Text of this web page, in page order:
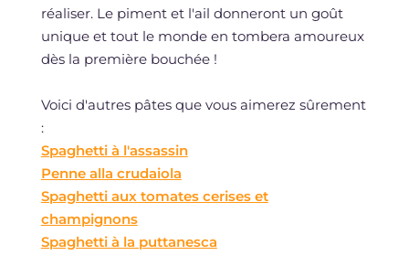
réaliser. Le piment et l'ail donneront un goût
unique et tout le monde en tombera amoureux
dès la première bouchée !
Voici d'autres pâtes que vous aimerez sûrement
:
Spaghetti à l'assassin
Penne alla crudaiola
Spaghetti aux tomates cerises et
champignons
Spaghetti à la puttanesca